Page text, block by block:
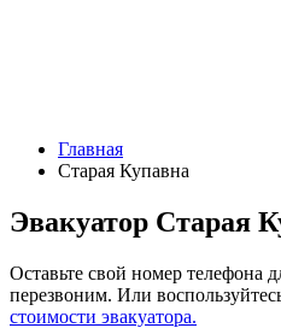
Главная
Старая Купавна
Эвакуатор Старая
Оставьте свой номер телефона
перезвоним. Или
стоимости эвакуатора.